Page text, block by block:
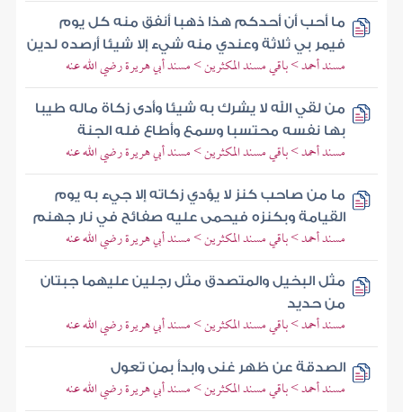
ما أحب أن أحدكم هذا ذهبا أنفق منه كل يوم
فيمر بي ثلاثة وعندي منه شيء إلا شيئا أرصده لدين
مسند أحمد > باقي مسند المكثرين > مسند أبي هريرة رضي الله عنه
من لقي الله لا يشرك به شيئا وأدى زكاة ماله طيبا
بها نفسه محتسبا وسمع وأطاع فله الجنة
مسند أحمد > باقي مسند المكثرين > مسند أبي هريرة رضي الله عنه
ما من صاحب كنز لا يؤدي زكاته إلا جيء به يوم
القيامة وبكنزه فيحمى عليه صفائح في نار جهنم
مسند أحمد > باقي مسند المكثرين > مسند أبي هريرة رضي الله عنه
مثل البخيل والمتصدق مثل رجلين عليهما جبتان
من حديد
مسند أحمد > باقي مسند المكثرين > مسند أبي هريرة رضي الله عنه
الصدقة عن ظهر غنى وابدأ بمن تعول
مسند أحمد > باقي مسند المكثرين > مسند أبي هريرة رضي الله عنه